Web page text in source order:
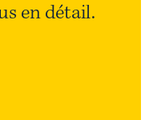
en détail.